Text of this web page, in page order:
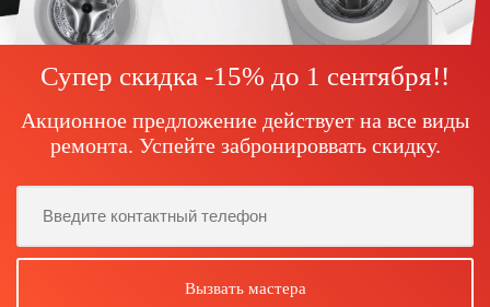
Супер скидка -15% до 1 сентября!!
Акционное предложение действует на все виды
ремонта. Успейте забронироввать скидку.